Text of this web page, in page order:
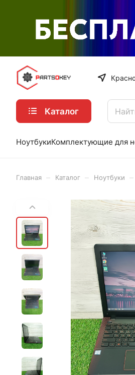
Каталог
НоутбукиКомплектующие для
Главная Каталог Ноутбуки